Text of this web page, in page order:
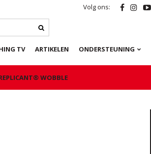
Volg ons:
TV ARTIKELEN ONDERSTEUNING
WOBBLE